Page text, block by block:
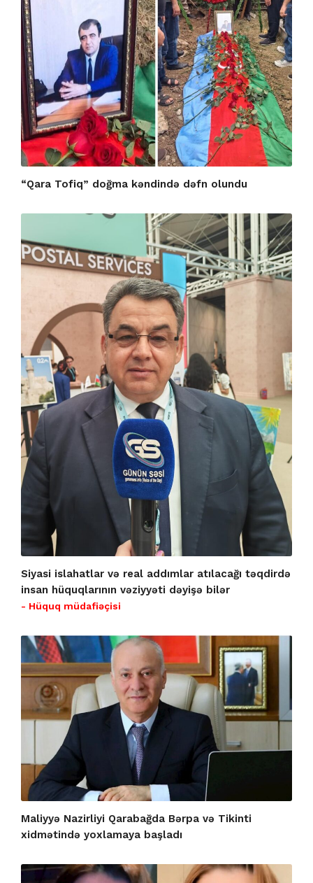
“Qara Tofiq” doğma kəndində dəfn olundu
Siyasi islahatlar və real addımlar atılacağı təqdirdə
insan hüquqlarının vəziyyəti dəyişə bilər
- Hüquq müdafiəçisi
Maliyyə Nazirliyi Qarabağda Bərpa və Tikinti
xidmətində yoxlamaya başladı